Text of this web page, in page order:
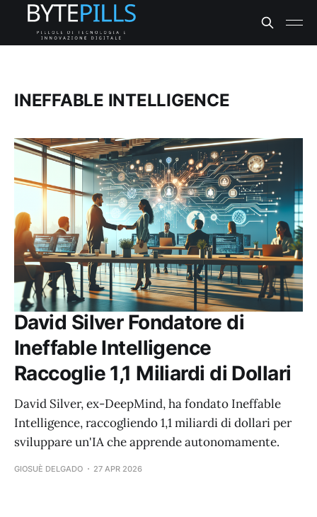
INEFFABLE INTELLIGENCE
David Silver Fondatore di
Ineffable Intelligence
Raccoglie 1,1 Miliardi di Dollari
David Silver, ex-DeepMind, ha fondato Ineffable
Intelligence, raccogliendo 1,1 miliardi di dollari per
sviluppare un'IA che apprende autonomamente.
GIOSUÈ DELGADO 27 APR 2026